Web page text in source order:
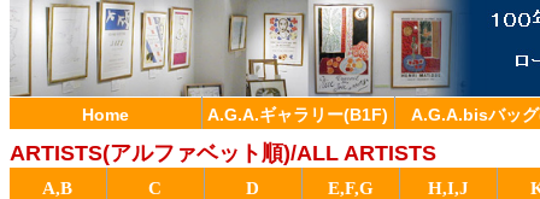
Home A.G.A.ギャラリー(B1F) A.G.A.bisバッ
ARTISTS(アルファベット順)/ALL ARTISTS
A,B C D E,F,G H,I,J